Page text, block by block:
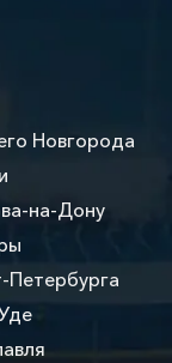
Новгорода
на-Дону
Петербурга